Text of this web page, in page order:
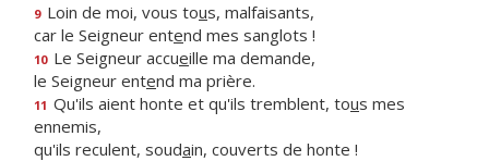
9 Loin de moi, vous tous, malfaisants,
car le Seigneur entend mes sanglots !
10 Le Seigneur accueille ma demande,
le Seigneur entend ma prière.
11 Qu'ils aient honte et qu'ils tremblent, tous mes
ennemis,
qu'ils reculent, soudain, couverts de honte !